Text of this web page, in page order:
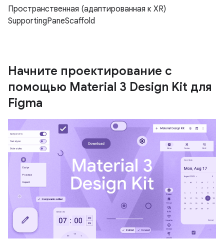
Пространственная (адаптированная к XR)
SupportingPaneScaffold
Начните проектирование с
помощью Material 3 Design Kit для
Figma